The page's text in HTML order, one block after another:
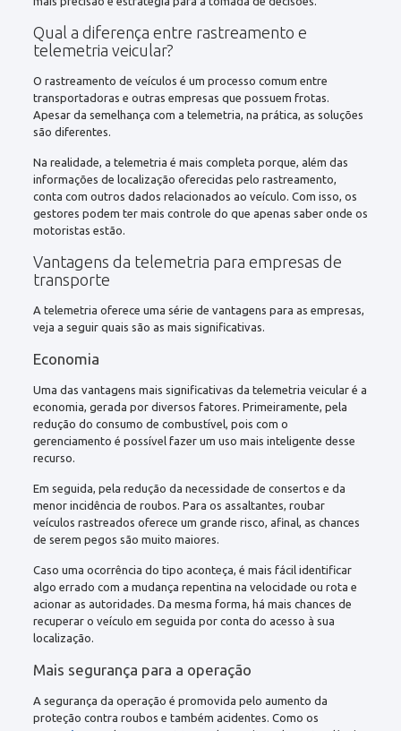
Qual a diferença entre rastreamento e
telemetria veicular?
O rastreamento de veículos é um processo comum entre
transportadoras e outras empresas que possuem frotas.
Apesar da semelhança com a telemetria, na prática, as soluções
são diferentes.
Na realidade, a telemetria é mais completa porque, além das
informações de localização oferecidas pelo rastreamento,
conta com outros dados relacionados ao veículo. Com isso, os
gestores podem ter mais controle do que apenas saber onde os
motoristas estão.
Vantagens da telemetria para empresas de
transporte
A telemetria oferece uma série de vantagens para as empresas,
veja a seguir quais são as mais significativas.
Economia
Uma das vantagens mais significativas da telemetria veicular é a
economia, gerada por diversos fatores. Primeiramente, pela
redução do consumo de combustível, pois com o
gerenciamento é possível fazer um uso mais inteligente desse
recurso.
Em seguida, pela redução da necessidade de consertos e da
menor incidência de roubos. Para os assaltantes, roubar
veículos rastreados oferece um grande risco, afinal, as chances
de serem pegos são muito maiores.
Caso uma ocorrência do tipo aconteça, é mais fácil identificar
algo errado com a mudança repentina na velocidade ou rota e
acionar as autoridades. Da mesma forma, há mais chances de
recuperar o veículo em seguida por conta do acesso à sua
localização.
Mais segurança para a operação
A segurança da operação é promovida pelo aumento da
proteção contra roubos e também acidentes. Como os